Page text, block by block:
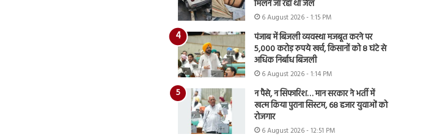
मिलने जा रहा था जेल
6 August 2026 - 1:15 PM
पंजाब में बिजली व्यवस्था मजबूत करने पर
5,000 करोड़ रुपये खर्च, किसानों को 8 घंटे से
अधिक निर्बाध बिजली
6 August 2026 - 1:14 PM
न पैसे, न सिफारिश… मान सरकार ने भर्ती में
खत्म किया पुराना सिस्टम, 68 हजार युवाओं को
रोजगार
6 August 2026 - 12:51 PM